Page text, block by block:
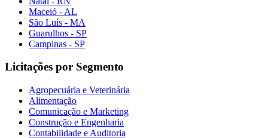
Maceió - AL
São Luís - MA
Guarulhos - SP
Campinas - SP
Licitações por Segmento
Agropecuária e Veterinária
Alimentação
Comunicação e Marketing
Construção e Engenharia
Contabilidade e Auditoria